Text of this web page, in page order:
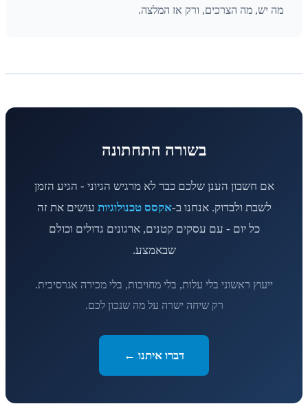
מה יש, מה הצרכים, ורק אז המלצה.
בשורה התחתונה
אם חשבון הענן שלכם כבר לא מרגיש הגיוני - הגיע הזמן
לשבת ולבדוק. אנחנו ב-אקסס טכנולוגיות עושים את זה
כל יום - עם עסקים קטנים, ארגונים גדולים וכולם
שבאמצע.
ייעוץ ראשוני בלי עלות, בלי מחויבות, בלי מכירה אגרסיבית.
רק שיחה ישרה על מה שנכון לכם.
דברו איתנו ←